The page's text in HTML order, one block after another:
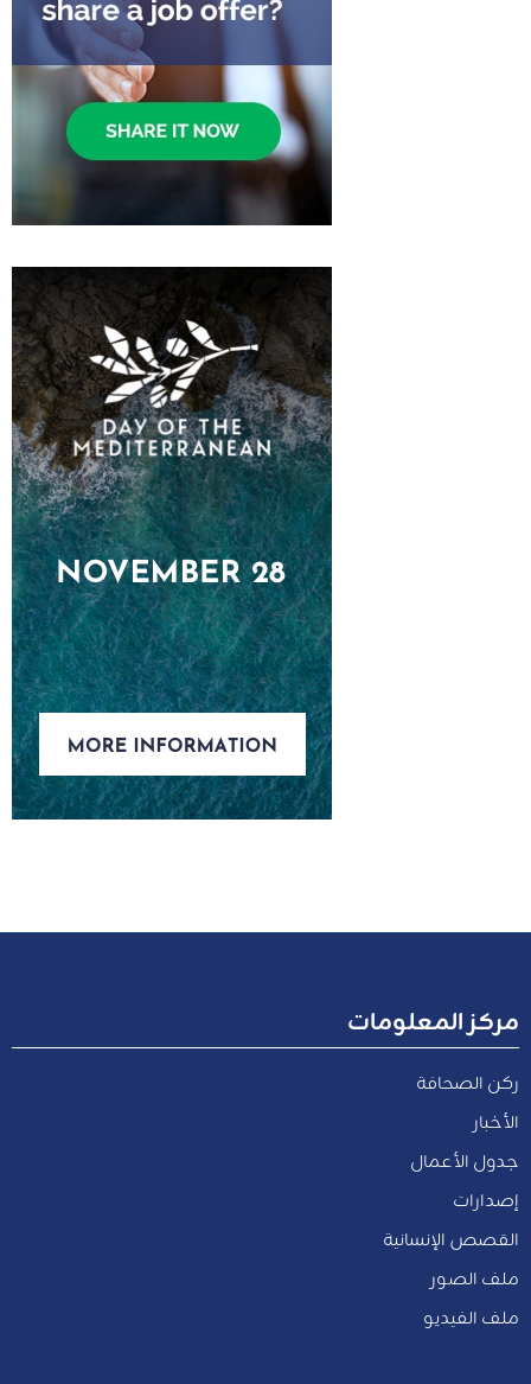
مركز المعلومات
ركن الصحافة
الأخبار
جدول الأعمال
إصدارات
القصص الإنسانية
ملف الصور
ملف الفيديو